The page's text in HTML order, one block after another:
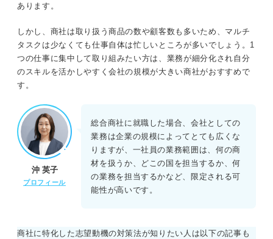
あります。
しかし、商社は取り扱う商品の数や顧客数も多いため、マルチ
タスクは少なくても仕事自体は忙しいところが多いでしょう。1
つの仕事に集中して取り組みたい方は、業務が細分化され自分
のスキルを活かしやすく会社の規模が大きい商社がおすすめで
す。
沖 英子
プロフィール
総合商社に就職した場合、会社としての
業務は企業の規模によってとても広くな
りますが、一社員の業務範囲は、何の商
材を扱うか、どこの国を担当するか、何
の業務を担当するかなど、限定される可
能性が高いです。
商社に特化した志望動機の対策法が知りたい人は以下の記事も